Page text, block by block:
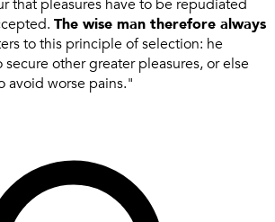
that pleasures have to be repudiated
The wise man therefore always
to this principle of selection: he
secure other greater pleasures, or else
avoid worse pains."